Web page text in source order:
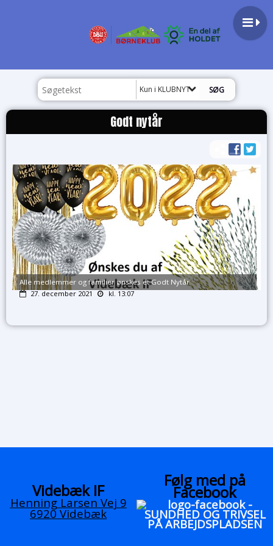
Kun i KLUBNYT
Godt nytår
Alle medlemmer og familier ønskes et Godt Nytår
27. december 2021
kl. 13:07
Videbæk IF
Henning Larsen Vej 9
6920 Videbæk
Følg med på
Facebook